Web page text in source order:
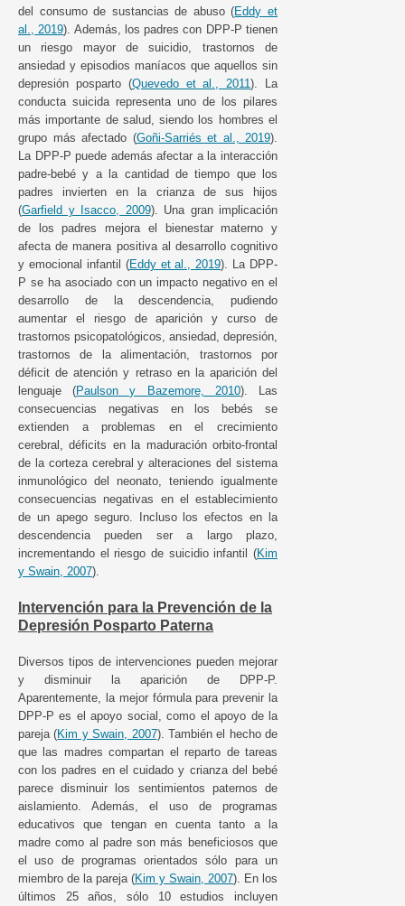
del consumo de sustancias de abuso (Eddy et
al., 2019). Además, los padres con DPP-P tienen
un riesgo mayor de suicidio, trastornos de
ansiedad y episodios maníacos que aquellos sin
depresión posparto (Quevedo et al., 2011). La
conducta suicida representa uno de los pilares
más importante de salud, siendo los hombres el
grupo más afectado (Goñi-Sarriés et al., 2019).
La DPP-P puede además afectar a la interacción
padre-bebé y a la cantidad de tiempo que los
padres invierten en la crianza de sus hijos
(Garfield y Isacco, 2009). Una gran implicación
de los padres mejora el bienestar materno y
afecta de manera positiva al desarrollo cognitivo
y emocional infantil (Eddy et al., 2019). La DPP-
P se ha asociado con un impacto negativo en el
desarrollo de la descendencia, pudiendo
aumentar el riesgo de aparición y curso de
trastornos psicopatológicos, ansiedad, depresión,
trastornos de la alimentación, trastornos por
déficit de atención y retraso en la aparición del
lenguaje (Paulson y Bazemore, 2010). Las
consecuencias negativas en los bebés se
extienden a problemas en el crecimiento
cerebral, déficits en la maduración orbito-frontal
de la corteza cerebral y alteraciones del sistema
inmunológico del neonato, teniendo igualmente
consecuencias negativas en el establecimiento
de un apego seguro. Incluso los efectos en la
descendencia pueden ser a largo plazo,
incrementando el riesgo de suicidio infantil (Kim
y Swain, 2007).
Intervención para la Prevención de la
Depresión Posparto Paterna
Diversos tipos de intervenciones pueden mejorar
y disminuir la aparición de DPP-P.
Aparentemente, la mejor fórmula para prevenir la
DPP-P es el apoyo social, como el apoyo de la
pareja (Kim y Swain, 2007). También el hecho de
que las madres compartan el reparto de tareas
con los padres en el cuidado y crianza del bebé
parece disminuir los sentimientos paternos de
aislamiento. Además, el uso de programas
educativos que tengan en cuenta tanto a la
madre como al padre son más beneficiosos que
el uso de programas orientados sólo para un
miembro de la pareja (Kim y Swain, 2007). En los
últimos 25 años, sólo 10 estudios incluyen